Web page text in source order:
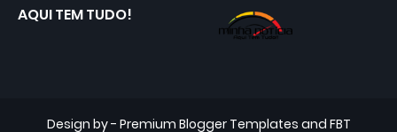
AQUI TEM TUDO!
Design by - Premium Blogger Templates and FBT